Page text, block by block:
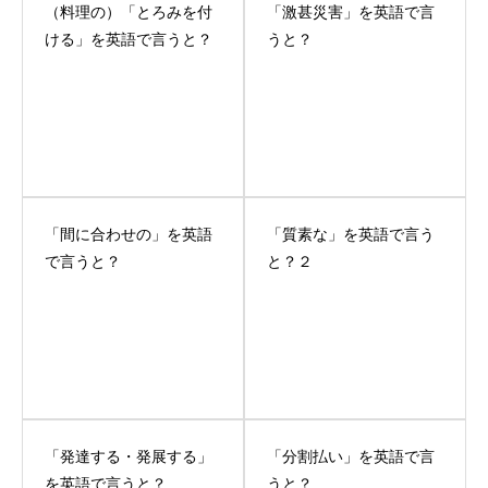
（料理の）「とろみを付
ける」を英語で言うと？
「激甚災害」を英語で言
うと？
「間に合わせの」を英語
で言うと？
「質素な」を英語で言う
と？２
「発達する・発展する」
を英語で言うと？
「分割払い」を英語で言
うと？